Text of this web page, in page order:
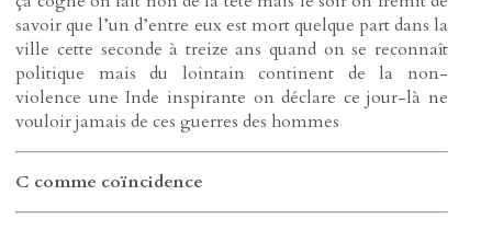
savoir que l’un d’entre eux est mort quelque part dans la
ville cette seconde à treize ans quand on se reconnaît
politique mais du lointain continent de la non-
violence une Inde inspirante on déclare ce jour-là ne
vouloir jamais de ces guerres des hommes
C comme coïncidence